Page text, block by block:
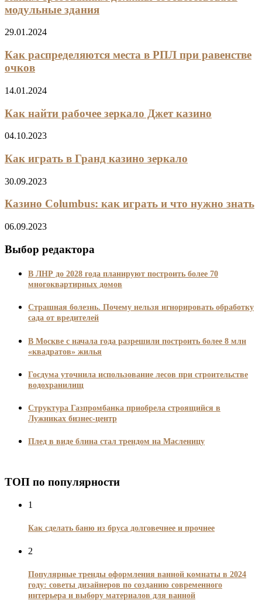
модульные здания
29.01.2024
Как распределяются места в РПЛ при равенстве
очков
14.01.2024
Как найти рабочее зеркало Джет казино
04.10.2023
Как играть в Гранд казино зеркало
30.09.2023
Казино Columbus: как играть и что нужно знать
06.09.2023
Выбор редактора
В ЛНР до 2028 года планируют построить более 70
многоквартирных домов
Страшная болезнь. Почему нельзя игнорировать обработку
сада от вредителей
В Москве с начала года разрешили построить более 8 млн
«квадратов» жилья
Госдума уточнила использование лесов при строительстве
водохранилищ
Структура Газпромбанка приобрела строящийся в
Лужниках бизнес-центр
Плед в виде блина стал трендом на Масленицу
ТОП по популярности
1
Как сделать баню из бруса долговечнее и прочнее
2
Популярные тренды оформления ванной комнаты в 2024
году: советы дизайнеров по созданию современного
интерьера и выбору материалов для ванной